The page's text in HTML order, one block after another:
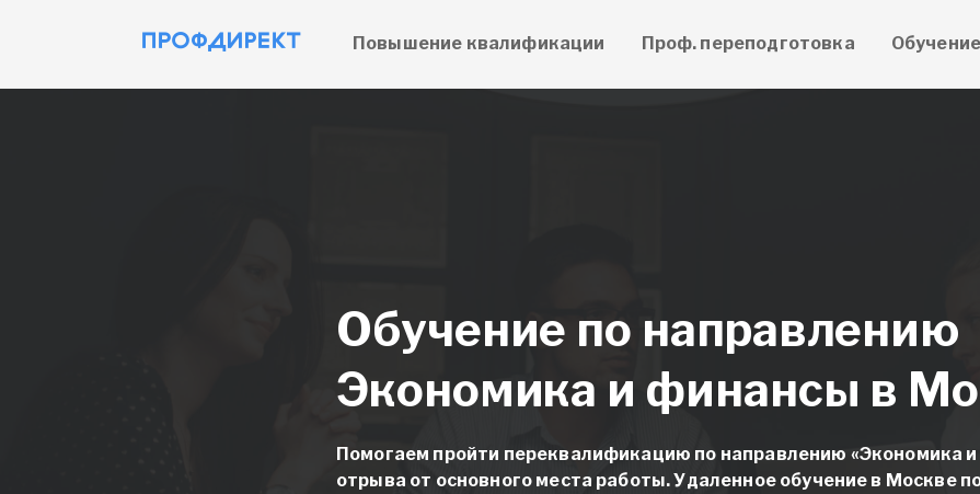
Повышение квалификации Проф. переподготовка Обучение
Обучение по направлению
Экономика и финансы в
Помогаем пройти переквалификацию по направлению «Экономика
отрыва от основного места работы. Удаленное обучение в Москве